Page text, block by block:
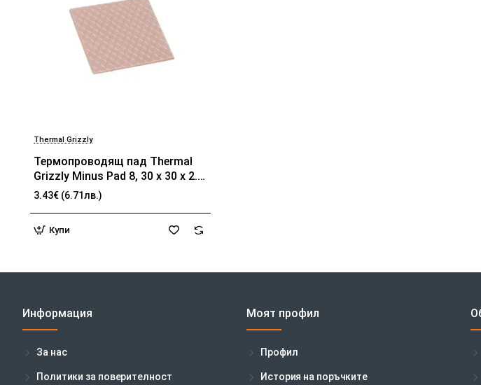
Thermal Grizzly
Термопроводящ пад Thermal
Grizzly Minus Pad 8, 30 х 30 х 2.0
mm
3.43€ (6.71лв.)
Купи
Информация
За нас
Политики за поверителност
Моят профил
Профил
История на поръчките